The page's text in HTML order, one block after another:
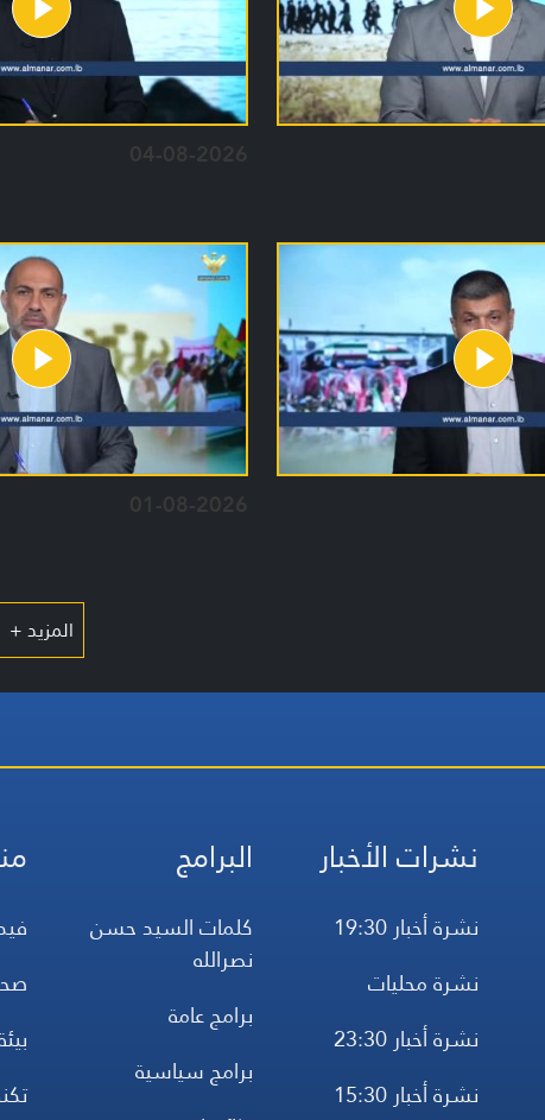
04-08-2026
01-08-2026
المزيد +
نشرات الأخبار
نشرة أخبار 19:30
نشرة محليات
نشرة أخبار 23:30
نشرة أخبار 15:30
البرامج
كلمات السيد حسن
نصرالله
برامج عامة
برامج سياسية